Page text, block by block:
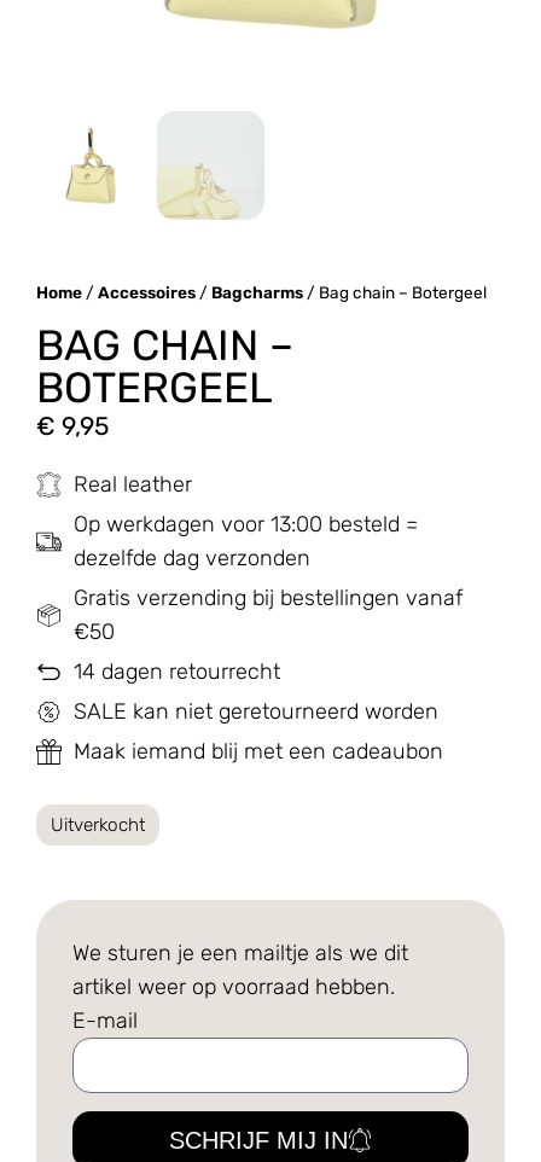
Home / Accessoires / Bagcharms / Bag chain – Botergeel
BAG CHAIN –
BOTERGEEL
€ 9,95
Real leather
Op werkdagen voor 13:00 besteld =
dezelfde dag verzonden
Gratis verzending bij bestellingen vanaf
€50
14 dagen retourrecht
SALE kan niet geretourneerd worden
Maak iemand blij met een cadeaubon
Uitverkocht
We sturen je een mailtje als we dit
artikel weer op voorraad hebben.
E-mail
SCHRIJF MIJ IN